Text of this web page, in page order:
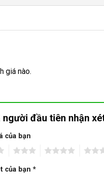
giá nào.
người đầu tiên nhận
của bạn
của bạn *